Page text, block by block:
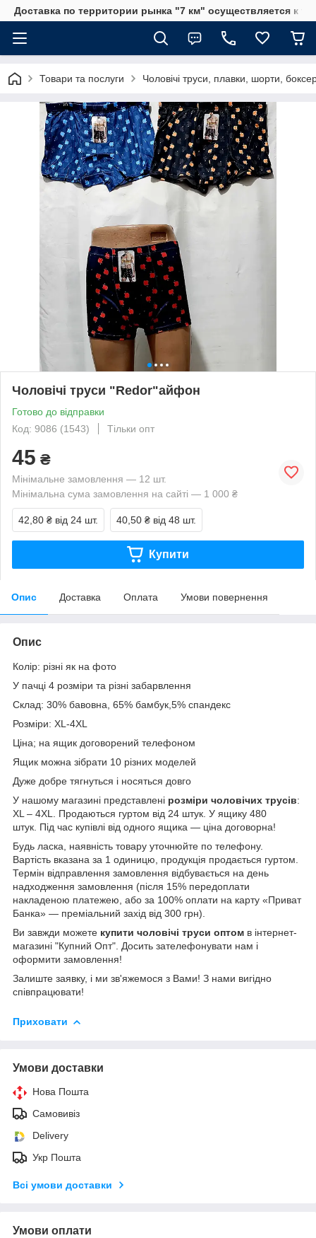
Доставка по территории рынка "7 км" осуществляется к
Товари та послуги Чоловічі труси, плавки, шорти,
Чоловічі труси "Redor"айфон
Готово до відправки
Код: 9086 (1543)
Тільки опт
45 ₴
Мінімальне замовлення — 12 шт.
Мінімальна сума замовлення на сайті — 1 000 ₴
42,80 ₴ від 24 шт. 40,50 ₴ від 48 шт.
Купити
Опис Доставка Оплата Умови повернення
Опис
Колір: різні як на фото
У пачці 4 розміри та різні забарвлення
Склад: 30% бавовна, 65% бамбук,5% спандекс
Розміри: XL-4XL
Ціна; на ящик договорений телефоном
Ящик можна зібрати 10 різних моделей
Дуже добре тягнуться і носяться довго
У нашому магазині представлені розміри чоловічих трусів:
XL – 4XL. Продаються гуртом від 24 штук. У ящику 480
штук. Під час купівлі від одного ящика — ціна договорна!
Будь ласка, наявність товару уточнюйте по телефону.
Вартість вказана за 1 одиницю, продукція продається гуртом.
Термін відправлення замовлення відбувається на день
надходження замовлення (після 15% передоплати
накладеною платежею, або за 100% оплати на карту «Приват
Банка» — преміальний захід від 300 грн).
Ви завжди можете купити чоловічі труси оптом в інтернет-
магазині "Купний Опт". Досить зателефонувати нам і
оформити замовлення!
Залиште заявку, і ми зв'яжемося з Вами! З нами вигідно
співпрацювати!
Приховати
Умови доставки
Нова Пошта
Самовивіз
Delivery
Укр Пошта
Всі умови доставки
Умови оплати